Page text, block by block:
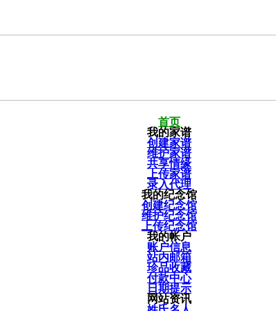
首页
我的家谱
创建家谱
维护家谱
共享情缘
上传家谱
录入代理
我的纪念馆
创建纪念馆
维护纪念馆
上传纪念馆
我的帐户
账户信息
站内邮箱
珍品收藏
付款中心
日期提示
网站资讯